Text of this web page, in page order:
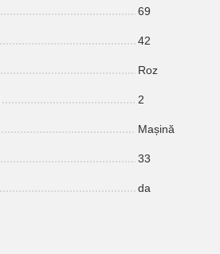
69
42
Roz
2
Mașină
33
da